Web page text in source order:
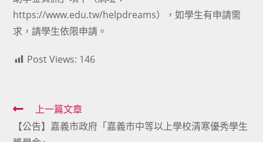
https://www.edu.tw/helpdreams），如學生有申請需
求，請學生依限申請。
Post Views: 146
Read
more
上一篇文章
【公告】嘉義市政府「嘉義市中等以上學校清寒優秀學生